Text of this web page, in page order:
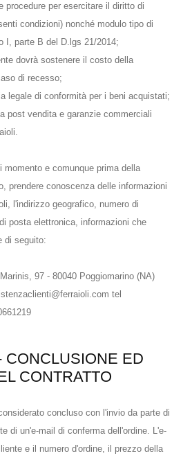
procedure per esercitare il diritto di
condizioni) nonché modulo tipo di
I, parte B del D.lgs 21/2014;
dovrà sostenere il costo della
di recesso;
legale di conformità per i beni acquistati;
post vendita e garanzie commerciali
momento e comunque prima della
prendere conoscenza delle informazioni
l'indirizzo geografico, numero di
posta elettronica, informazioni che
di seguito:
97 - 80040 Poggiomarino (NA)
tel
CONCLUSIONE ED
CONTRATTO
concluso con l'invio da parte di
di un'e-mail di conferma dell'ordine. L'e-
e il numero d'ordine, il prezzo della